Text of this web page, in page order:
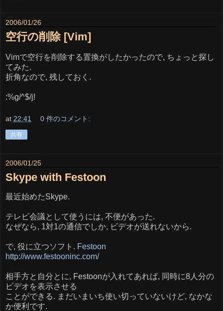
2006/01/26
空行の削除 [Vim]
Vimで空行を削除する置換がしたかったので, ちょっと探し
てみた.
折角なので, 残しておく.
:%g/^$/j!
at 22:41 0 件のコメント:
共有
2006/01/25
Skype with Festoon
最近始めたSkype.
テレビ会議として使うには, 不便があった.
なぜなら, 1対1の通信でしか, ビデオが送れないから.
で, 役に立つソフト. Festoon
http://www.festooninc.com/
相手方と自分とに, Festoonが入れてあれば, 同時に8人分の
ビデオを表示させる
ことができる. まだいまいち使い切っていないけど, なかな
か便利です.